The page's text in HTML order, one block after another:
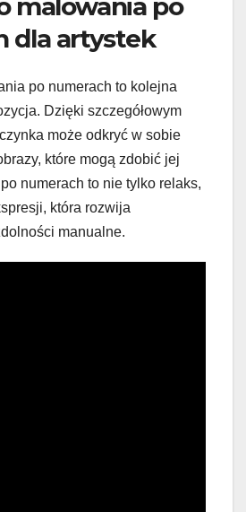
dla artystek
po numerach to kolejna
Dzięki szczegółowym
może odkryć w sobie
które mogą zdobić jej
numerach to nie tylko relaks,
która rozwija
manualne.